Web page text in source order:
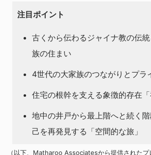
注目ポイント
古くから伝わるジャイナ教の伝
族の住まい
4世代の大家族のつながりとプラ
住宅の根幹を支える象徴的存在「
地中の井戸から最上階へと続く
己を再発見する「空間的な旅」
（以下、Matharoo Associatesから提供されたプ